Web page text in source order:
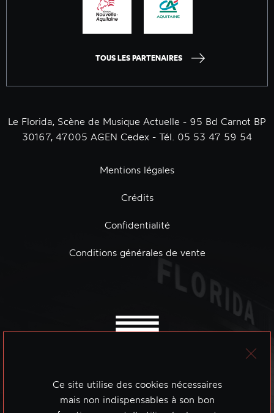
TOUS LES PARTENAIRES
Le Florida, Scène de Musique Actuelle - 95 Bd Carnot BP
30167, 47005 AGEN Cedex - Tél. 05 53 47 59 54
Mentions légales
Crédits
Confidentialité
Conditions générales de vente
Ce site utilise des cookies nécessaires
mais non indispensables à son bon